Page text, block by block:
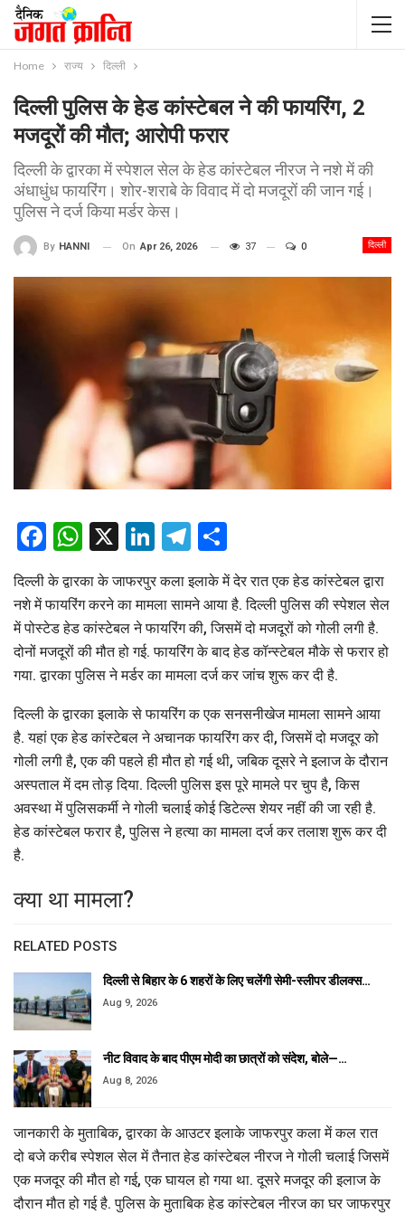
Home राज्य दिल्ली
दिल्ली पुलिस के हेड कांस्टेबल ने की फायरिंग, 2
मजदूरों की मौत; आरोपी फरार
दिल्ली के द्वारका में स्पेशल सेल के हेड कांस्टेबल नीरज ने नशे में की
अंधाधुंध फायरिंग। शोर-शराबे के विवाद में दो मजदूरों की जान गई।
पुलिस ने दर्ज किया मर्डर केस।
दिल्ली
By HANNI On Apr 26, 2026 37 0
Facebook
WhatsApp
X LinkedIn
Telegram
दिल्ली के द्वारका के जाफरपुर कला इलाके में देर रात एक हेड कांस्टेबल द्वारा
नशे में फायरिंग करने का मामला सामने आया है. दिल्ली पुलिस की स्पेशल सेल
में पोस्टेड हेड कांस्टेबल ने फायरिंग की, जिसमें दो मजदूरों को गोली लगी है.
दोनों मजदूरों की मौत हो गई. फायरिंग के बाद हेड कॉन्स्टेबल मौके से फरार हो
गया. द्वारका पुलिस ने मर्डर का मामला दर्ज कर जांच शुरू कर दी है.
दिल्ली के द्वारका इलाके से फायरिंग क एक सनसनीखेज मामला सामने आया
है. यहां एक हेड कांस्टेबल ने अचानक फायरिंग कर दी, जिसमें दो मजदूर को
गोली लगी है, एक की पहले ही मौत हो गई थी, जबिक दूसरे ने इलाज के दौरान
अस्पताल में दम तोड़ दिया. दिल्ली पुलिस इस पूरे मामले पर चुप है, किस
अवस्था में पुलिसकर्मी ने गोली चलाई कोई डिटेल्स शेयर नहीं की जा रही है.
हेड कांस्टेबल फरार है, पुलिस ने हत्या का मामला दर्ज कर तलाश शुरू कर दी
है.
क्या था मामला?
RELATED POSTS
दिल्ली से बिहार के 6 शहरों के लिए चलेंगी सेमी-स्लीपर डीलक्स…
Aug 9, 2026
नीट विवाद के बाद पीएम मोदी का छात्रों को संदेश, बोले—…
Aug 8, 2026
जानकारी के मुताबिक, द्वारका के आउटर इलाके जाफरपुर कला में कल रात
दो बजे करीब स्पेशल सेल में तैनात हेड कांस्टेबल नीरज ने गोली चलाई जिसमें
एक मजदूर की मौत हो गई, एक घायल हो गया था. दूसरे मजदूर की इलाज के
दौरान मौत हो गई है. पुलिस के मुताबिक हेड कांस्टेबल नीरज का घर जाफरपुर